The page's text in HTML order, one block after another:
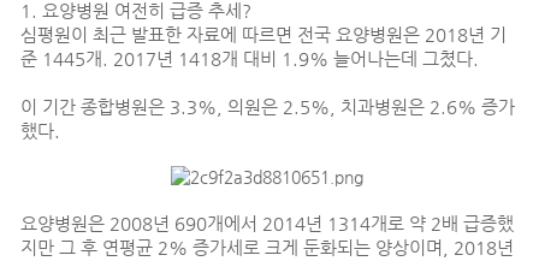
1. 요양병원 여전히 급증 추세?
심평원이 최근 발표한 자료에 따르면 전국 요양병원은 2018년 기
준 1445개. 2017년 1418개 대비 1.9% 늘어나는데 그쳤다.
이 기간 종합병원은 3.3%, 의원은 2.5%, 치과병원은 2.6% 증가
했다.
요양병원은 2008년 690개에서 2014년 1314개로 약 2배 급증했
지만 그 후 연평균 2% 증가세로 크게 둔화되는 양상이며, 2018년